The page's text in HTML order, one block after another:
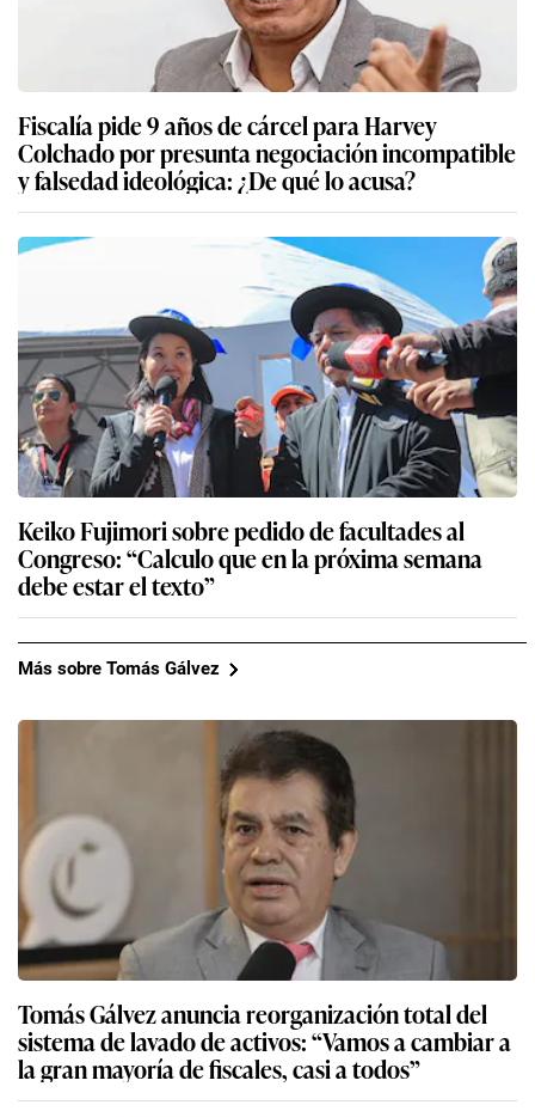
Fiscalía pide 9 años de cárcel para Harvey
Colchado por presunta negociación incompatible
y falsedad ideológica: ¿De qué lo acusa?
Keiko Fujimori sobre pedido de facultades al
Congreso: “Calculo que en la próxima semana
debe estar el texto”
Más sobre Tomás Gálvez
Tomás Gálvez anuncia reorganización total del
sistema de lavado de activos: “Vamos a cambiar a
la gran mayoría de fiscales, casi a todos”